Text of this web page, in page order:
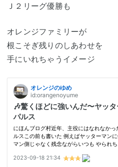
Ｊ２リーグ優勝も
オレンジファミリーが
根こそぎ残りのしあわせを
手にいれちゃうイメージ